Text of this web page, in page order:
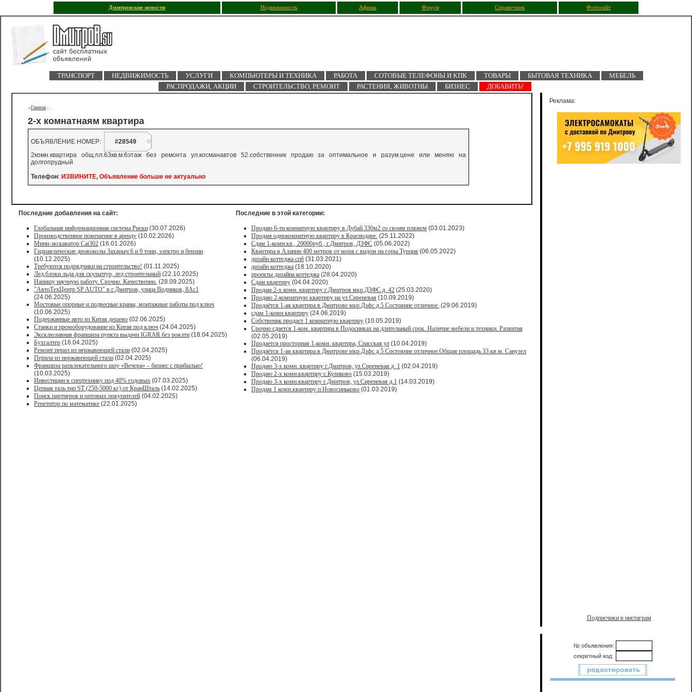
Дмитровские новости Недвижимость Афиша Форум Справочник Фотосайт
ТРАНСПОРТ НЕДВИЖИМОСТЬ УСЛУГИ КОМПЬЮТЕРЫ И ТЕХНИКА РАБОТА СОТОВЫЕ ТЕЛЕФОНЫ И КПК ТОВАРЫ БЫТОВАЯ ТЕХНИКА
МЕБЕЛЬ
РАСПРОДАЖИ, АКЦИИ
СТРОИТЕЛЬСТВО, РЕМОНТ РАСТЕНИЯ, ЖИВОТНЫ БИЗНЕС ДОБАВИТЬ!
->Главная - -
2-х комнатнаям квартира
ОБЪЯВЛЕНИЕ НОМЕР:
#28549
2комн.квартира общ.пл.63кв.м.6этаж без ремонта ул.косманавтов 52.собственник продаю за оптимальное и разум.цене или меняю на
долгопрудный
Телефон: ИЗВИНИТЕ, Объявление больше не актуально
Последние добавления на сайт:
Глобальная информационная система Риски (30.07.2026)
Производственное помещение в аренду (10.02.2026)
Мини-экскаватор Cat302 (16.01.2026)
Гидравлические дровоколы Захарыч 6 и 9 тонн, электро и бензин
(10.12.2025)
Требуются подрядчики на строительство! (01.11.2025)
Лед,блоки льда для скульптур, лед строительный (22.10.2025)
Напишу научную работу. Срочно. Качественно. (28.09.2025)
"АвтоТехЦентр SP AUTO" в г.Дмитров, улица Водников, 8Ас1
(24.06.2025)
Мостовые опорные и подвесные краны, монтажные работы под ключ
(10.06.2025)
Подержанные авто из Китая дешево (02.06.2025)
Станки и промоборудование из Китая под ключ (24.04.2025)
Эксклюзивная франшиза пункта выдачи IGRAR без роялти (18.04.2025)
Бухгалтер (16.04.2025)
Ремонт перил из нержавеющей стали (02.04.2025)
Перила из нержавеющей стали (02.04.2025)
Франшиза развлекательного шоу «Вечера» – бизнес с прибылью!
(10.03.2025)
Инвестиции в спецтехнику под 40% годовых (07.03.2025)
Цепная таль тип ST (250-5000 кг) от КранШталь (14.02.2025)
Поиск партнеров и оптовых покупателей (04.02.2025)
Репетитор по математике (22.01.2025)
Последние в этой категории:
Продаю 6-ти комнатную квартиру в Дубай 330м2 со своим пляжем (03.01.2023)
Продам однокомнатную квартиру в Краснодаре. (25.11.2022)
Сдам 1-комн.кв., 20000руб., г.Дмитров, ДЗФС (05.06.2022)
Квартира в Алании 400 метров от моря с видом на горы.Турция (06.05.2022)
дизайн коттеджа спб (31.03.2021)
дизайн коттеджа (18.10.2020)
проекты дизайна коттеджа (28.04.2020)
Сдам квартиру (04.04.2020)
Продам 2-х комн. квартиру г.Дмитров мкр.ДЗФС д. 42 (25.03.2020)
Продаю 2-комнатную квартиру на ул.Сиреневая (10.09.2019)
Продаётся 1-ая квартира в Дмитрове мкр.Дзфс д.5 Состояние отличное. (29.06.2019)
сдам 1-комн квартиру (24.06.2019)
Собственик продаст 1 комнатную квартиру (10.05.2019)
Срочно сдается 1-ком. квартира в Подосинках на длительный срок. Наличие мебели и техники. Развитая
(02.05.2019)
Продается просторная 1-комн. квартира, Спасская ул (10.04.2019)
Продаётся 1-ая квартира в Дмитрове мкр.Дзфс д.5 Состояние отличное.Общая площадь 33 кв.м. Санузел
(06.04.2019)
Продаю 3-х комн. квартиру г.Дмитров, ул.Сиреневая д. 1 (02.04.2019)
Продаю 2-х комн.квартиру с.Куликово (15.03.2019)
Продаю 3-х комн.квартиру г.Дмитров, ул.Сиреневая д.1 (14.03.2019)
Продам 1 комн.квартиру п.Новосиньково (01.03.2019)
Реклама:
Подписчики в инстаграм
№ объявления:
секретный код: